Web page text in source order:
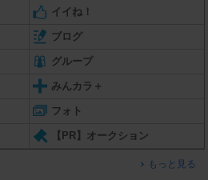
イイね！
ブログ
グループ
みんカラ＋
フォト
【PR】オークション
もっと見る